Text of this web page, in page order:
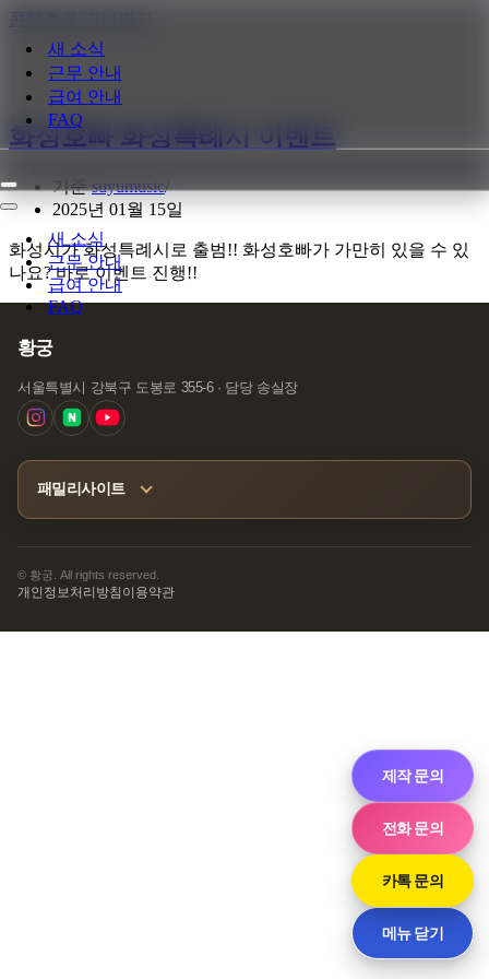
제작 문의
전화 문의
카톡 문의
메뉴 닫기
새 소식
근무 안내
급여 안내
FAQ
내
비
이
션
내
게
이
새 소식
근무 안내
급여 안내
FAQ
화성호빠 화성특례시 이벤트
기준suyumusic
2025년 01월 15일
화성시가 화성특례시로 출범!! 화성호빠가 가만히 있을 수 있
나요? 바로 이벤트 진행!!
황궁
서울특별시 강북구 도봉로 355-6 · 담당 송실장
패밀리사이트
© 황궁. All rights reserved.
개인정보처리방침 이용약관